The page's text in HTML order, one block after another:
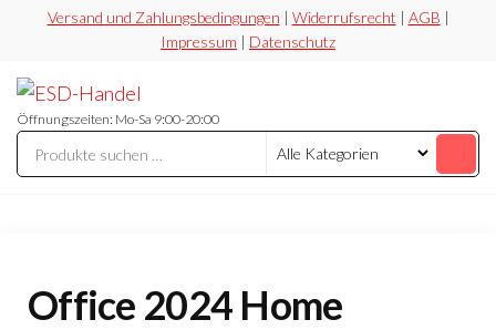
springen
Versand und Zahlungsbedingungen | Widerrufsrecht | AGB |
Impressum | Datenschutz
Handel
Preiswert
Öffnungszeiten: Mo-Sa 9:00-20:00
Office 2024 Home